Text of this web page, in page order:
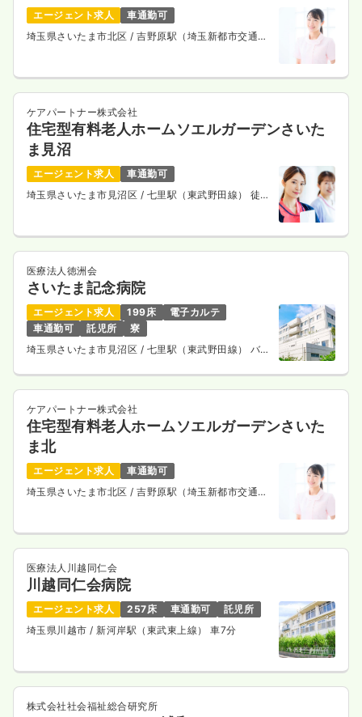
一般病院
給与 23.3万円/月 賞与4ヶ月
※経験3年の例
時間 8:30～17:30
日祝休み
年間休日120日 4週8休以上
ブランク可
月給24万円以上可
気になる 詳細を見る
訪問看護正看護師 一般病院
日勤のみ（常勤） 一時募集休止
給与 23.3万円/月 賞与4ヶ月
※経験3年の例
時間 8:30～17:30
日祝休み
年間休日120日
オンコールあり
月給24万円以上可
気になる
オペ室(手術室)正看護師 一般病院
2交代（常勤）
給与 28.5万円/月 賞与4ヶ月
※経験3年の例
年間休日120日
4週8休以上 月給29万円以上可
気になる
エージェント求人
車通勤可
埼玉県さいたま市北区/ 吉野原駅（埼玉新都市交通ニ
ケアパートナー株式会社
住宅型有料老人ホームソエルガーデンさいた
ま見沼
エージェント求人
車通勤可
埼玉県さいたま市見沼区 / 七里駅（東武野田線） 徒歩
医療法人徳洲会
さいたま記念病院
エージェント求人 199床
電子カルテ
車通勤可
託児所
寮
埼玉県さいたま市見沼区 / 七里駅（東武野田線） バス
ケアパートナー株式会社
住宅型有料老人ホームソエルガーデンさいた
ま北
エージェント求人
車通勤可
埼玉県さいたま市北区/ 吉野原駅（埼玉新都市交通ニ
医療法人川越同仁会
川越同仁会病院
エージェント求人 257床 車通勤可
託児所
埼玉県川越市/ 新河岸駅（東武東上線） 車7分
株式会社社会福祉総合研究所